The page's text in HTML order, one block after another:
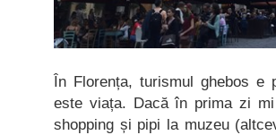
În Florența, turismul ghebos
este viața. Dacă în prima zi
shopping și pipi la muzeu